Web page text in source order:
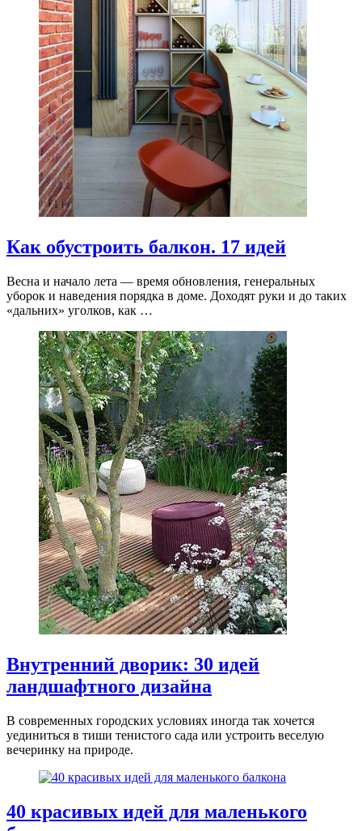
Как обустроить балкон. 17 идей
Весна и начало лета — время обновления, генеральных
уборок и наведения порядка в доме. Доходят руки и до таких
«дальних» уголков, как …
Внутренний дворик: 30 идей
ландшафтного дизайна
В современных городских условиях иногда так хочется
уединиться в тиши тенистого сада или устроить веселую
вечеринку на природе.
40 красивых идей для маленького